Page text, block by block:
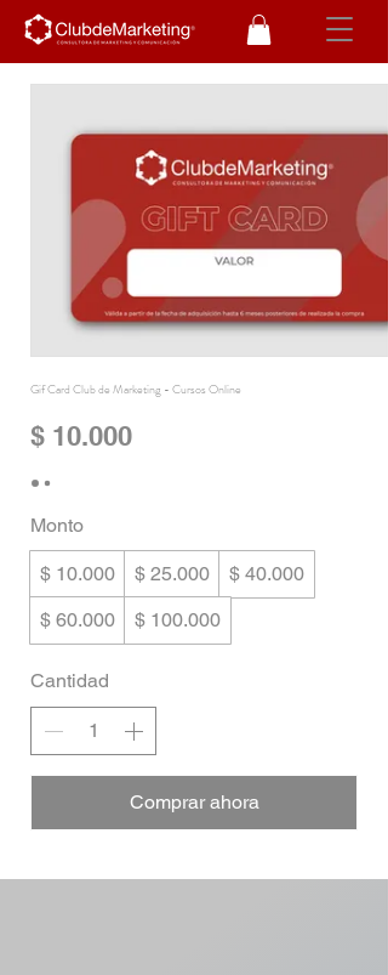
Gif Card Club de Marketing - Cursos Online
$ 10.000
Monto
$ 10.000 $ 25.000
$ 40.000
$ 60.000
$ 100.000
Cantidad
Comprar ahora